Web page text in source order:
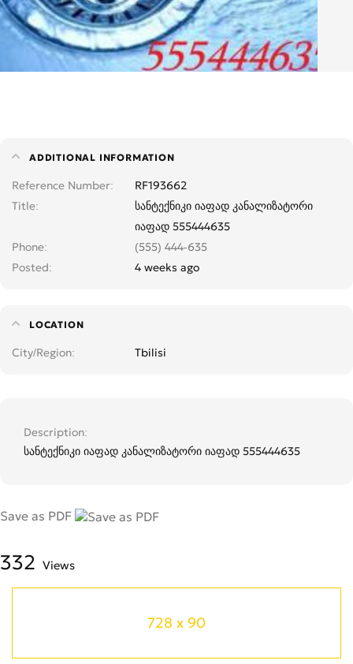
ADDITIONAL INFORMATION
Reference Number
RF193662
Title
სანტექნიკი იაფად კანალიზატორი
იაფად 555444635
Phone
(555) 444-635
Posted
4 weeks ago
LOCATION
City/Region Tbilisi
Description
სანტექნიკი იაფად კანალიზატორი იაფად 555444635
Save as PDF
332 Views
728 x 90